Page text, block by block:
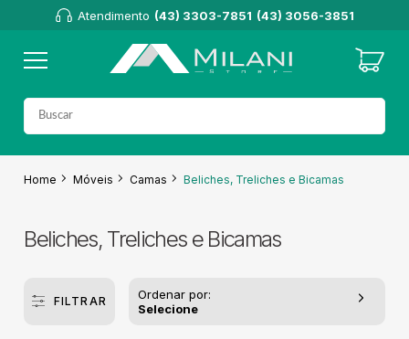
Atendimento (43) 3303-7851 (43) 3056-3851
Home Móveis Camas Beliches, Treliches e Bicamas
Beliches, Treliches e Bicamas
FILTRAR
Ordenar por:
Selecione